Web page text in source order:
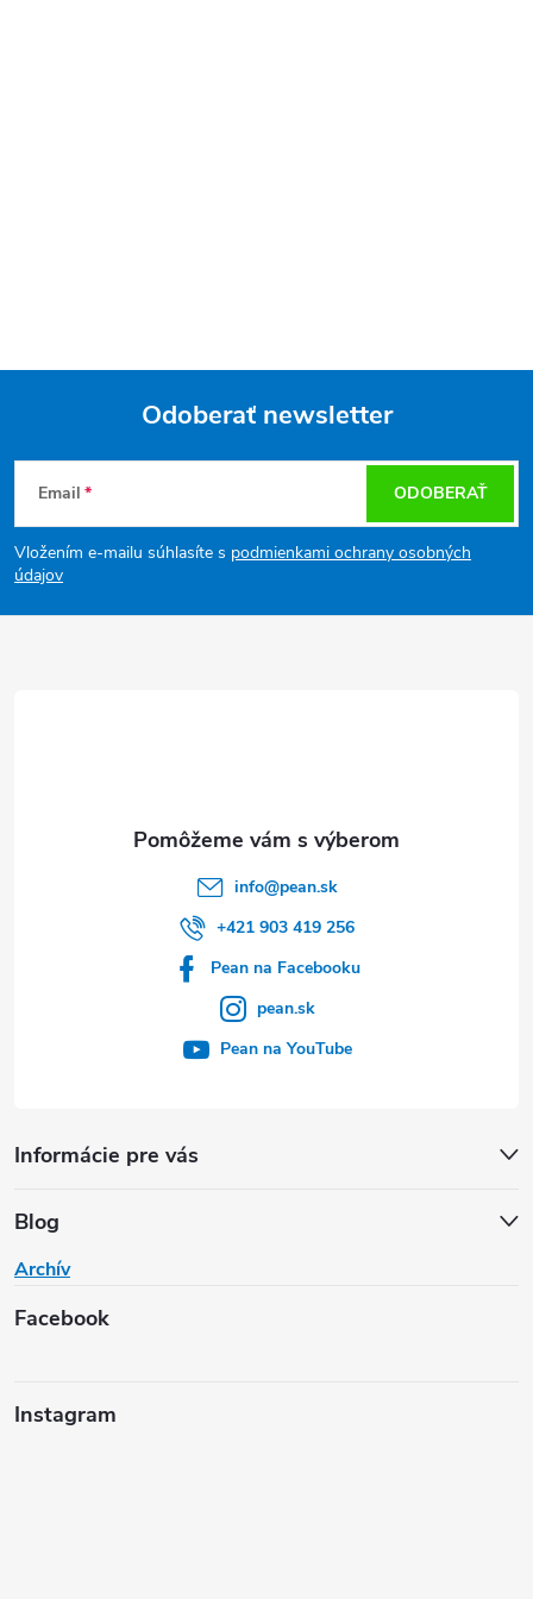
Z
á
p
Odoberať newsletter
Email
Vložením e-mailu súhlasíte s podmienkami ochrany osobných
údajov
ODOBERAŤ
Informácie pre vás
Blog
Archív
Facebook
info@pean.sk
+421 903 419 256
Pean na Facebooku
pean.sk
Pean na YouTube
Instagram